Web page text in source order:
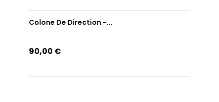
Colone De Direction -...
Prix
90,00 €